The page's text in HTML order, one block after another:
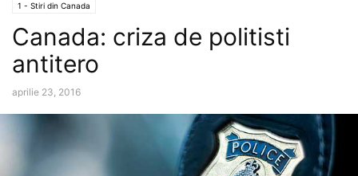
1 - Stiri din Canada
Canada: criza de politisti
antitero
aprilie 23, 2016